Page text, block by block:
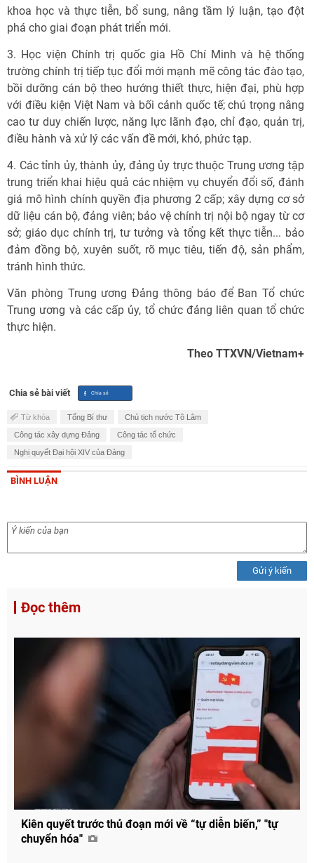
khoa học và thực tiễn, bổ sung, nâng tầm lý luận, tạo đột
phá cho giai đoạn phát triển mới.
3. Học viện Chính trị quốc gia Hồ Chí Minh và hệ thống
trường chính trị tiếp tục đổi mới mạnh mẽ công tác đào tạo,
bồi dưỡng cán bộ theo hướng thiết thực, hiện đại, phù hợp
với điều kiện Việt Nam và bối cảnh quốc tế; chú trọng nâng
cao tư duy chiến lược, năng lực lãnh đạo, chỉ đạo, quản trị,
điều hành và xử lý các vấn đề mới, khó, phức tạp.
4. Các tỉnh ủy, thành ủy, đảng ủy trực thuộc Trung ương tập
trung triển khai hiệu quả các nhiệm vụ chuyển đổi số, đánh
giá mô hình chính quyền địa phương 2 cấp; xây dựng cơ sở
dữ liệu cán bộ, đảng viên; bảo vệ chính trị nội bộ ngay từ cơ
sở; giáo dục chính trị, tư tưởng và tổng kết thực tiễn... bảo
đảm đồng bộ, xuyên suốt, rõ mục tiêu, tiến độ, sản phẩm,
tránh hình thức.
Văn phòng Trung ương Đảng thông báo để Ban Tổ chức
Trung ương và các cấp ủy, tổ chức đảng liên quan tổ chức
thực hiện.
Theo TTXVN/Vietnam+
Chia sẻ bài viết
Từ khóa Tổng Bí thư Chủ tịch nước Tô Lâm
Công tác xây dựng Đảng Công tác tổ chức
Nghị quyết Đại hội XIV của Đảng
BÌNH LUẬN
Gửi ý kiến
Đọc thêm
Kiên quyết trước thủ đoạn mới về “tự diễn biến,” "tự
chuyển hóa"